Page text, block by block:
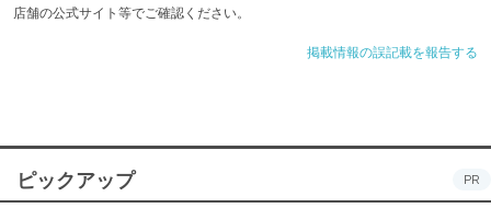
店舗の公式サイト等でご確認ください。
掲載情報の誤記載を報告する
ピックアップ PR